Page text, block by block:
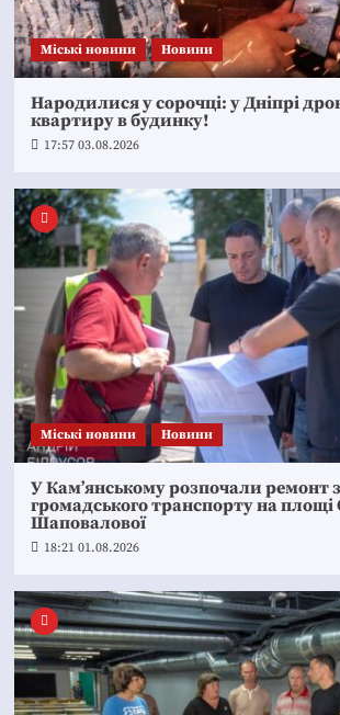
Mіські новини Новини
Народилися у сорочці: у Дніпрі
квартиру в будинку!
17:57 03.08.2026
Mіські новини Новини
У Кам’янському розпочали ремонт
громадського транспорту на площі
Шаповалової
18:21 01.08.2026